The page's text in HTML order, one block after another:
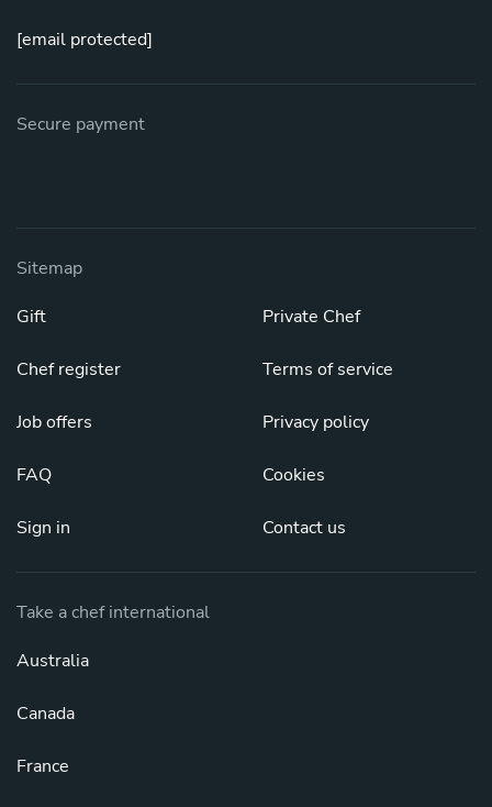
[email protected]
Secure payment
Sitemap
Gift
Chef register
Job offers
FAQ
Sign in
Private Chef
Terms of service
Privacy policy
Cookies
Contact us
Take a chef international
Australia
Canada
France